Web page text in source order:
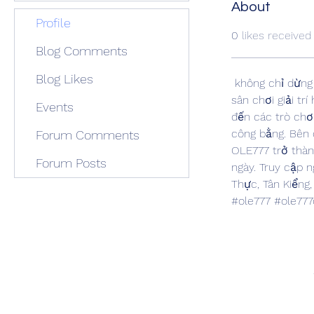
About
0 likes received
không chỉ
sân chơi giải trí
đến các trò
công bằng.
OLE777 trở
ngày. Truy cập
Thực, Tân
#ole777
Profile
Blog Comments
Blog Likes
Events
Forum Comments
Forum Posts